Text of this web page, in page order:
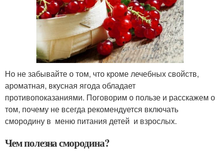
Но не забывайте о том, что кроме лечебных свойств,
ароматная, вкусная ягода обладает
противопоказаниями. Поговорим о пользе и расскажем о
том, почему не всегда рекомендуется включать
смородину в меню питания детей и взрослых.
Чем полезна смородина?